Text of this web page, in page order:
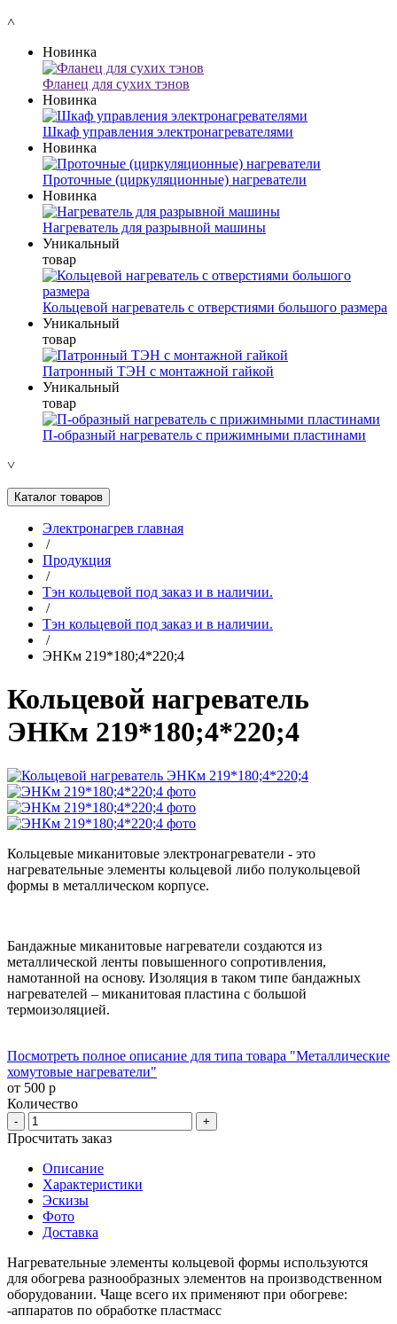
˄
Новинка
Фланец для сухих тэнов
Новинка
Шкаф управления электронагревателями
Новинка
Проточные (циркуляционные) нагреватели
Новинка
Нагреватель для разрывной машины
Уникальный
товар
Кольцевой нагреватель с отверстиями большого размера
Уникальный
товар
Патронный ТЭН с монтажной гайкой
Уникальный
товар
П-образный нагреватель с прижимными пластинами
˅
Каталог товаров
Электронагрев главная
/
Продукция
/
Тэн кольцевой под заказ и в наличии.
/
Тэн кольцевой под заказ и в наличии.
/
ЭНКм 219*180;4*220;4
Кольцевой нагреватель
ЭНКм 219*180;4*220;4
Кольцевые миканитовые электронагреватели - это
нагревательные элементы кольцевой либо полукольцевой
формы в металлическом корпусе.
Бандажные миканитовые нагреватели создаются из
металлической ленты повышенного сопротивления,
намотанной на основу. Изоляция в таком типе бандажных
нагревателей – миканитовая пластина с большой
термоизоляцией.
Посмотреть полное описание для типа товара "Металлические
хомутовые нагреватели"
от 500 р
Количество
- +
Просчитать заказ
Описание
Характеристики
Эскизы
Фото
Доставка
Нагревательные элементы кольцевой формы используются
для обогрева разнообразных элементов на производственном
оборудовании. Чаще всего их применяют при обогреве:
-аппаратов по обработке пластмасс